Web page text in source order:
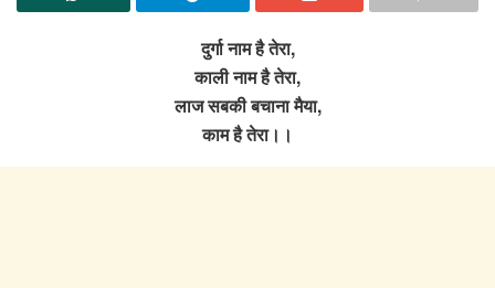
दुर्गा नाम है तेरा,
काली नाम है तेरा,
लाज सबकी बचाना मैया,
काम है तेरा।।